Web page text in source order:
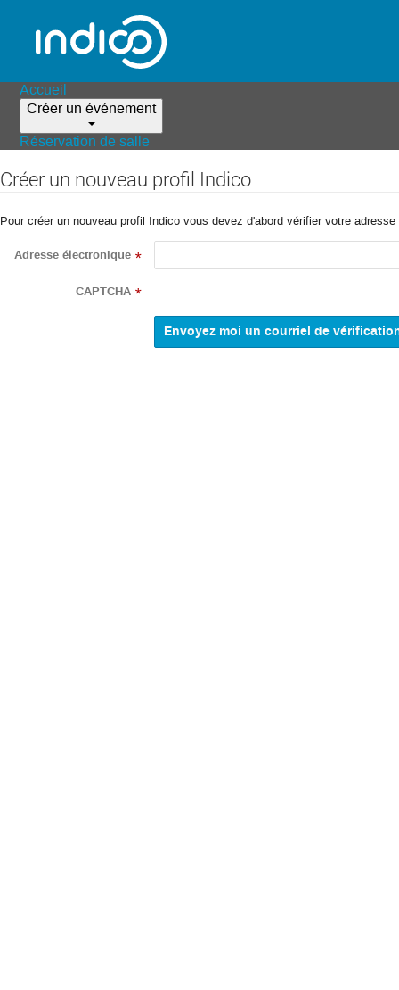
Accueil
Créer un événement
Réservation de salle
Créer un nouveau profil Indico
Pour créer un nouveau profil Indico vous devez d'abord vérifier votre
Adresse électronique *
CAPTCHA *